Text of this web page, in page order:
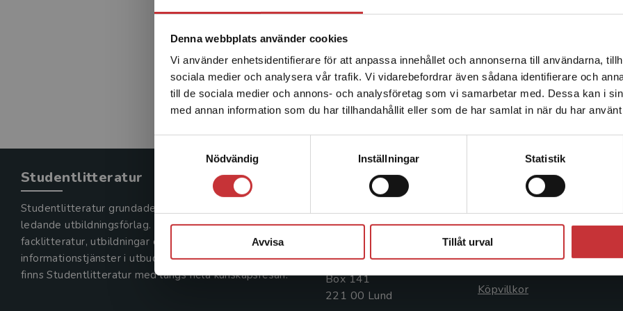
Denna webbplats använder cookies
Vi använder enhetsidentifierare för att anpassa innehållet och annonserna till användarna,
sociala medier och analysera vår trafik. Vi vidarebefordrar även sådana identifierare och
till de sociala medier och annons- och analysföretag som vi samarbetar med. Dessa kan i
med annan information som du har tillhandahållit eller som de har samlat in när du har
Nödvändig
Inställningar Statistik
Avvisa Tillåt urval
Det verkar som att du besöker studentlitteratur.se via en
enhet utanför Sverige. Vi erbjuder inte leveranser utanför
Sverige. För att kunna slutföra ett köp måste
leveransadressen vara i Sverige.Läs mer
Economics. He works within the field of
research interests include: HRM, rhetoric,
interested in game cultures, the blurring of
games, i.e. Massively Multi-Player Online Role-
Studentlitteratur
Studentlitteratur grundades 1963 och är idag Sveriges
ledande utbildningsförlag. Med läromedel, kurslitteratur,
facklitteratur, utbildningar och digitala
informationstjänster i utbudet,
finns Studentlitteratur med längs hela kunskapsresan.
Kontakta oss
Postadress:
Box 141
221 00 Lund
Kundservice
046-31 21 00
Frågor och svar
Köpvillkor